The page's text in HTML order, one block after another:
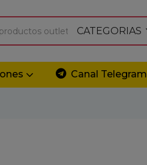
CATEGORIAS
Canal Telegram